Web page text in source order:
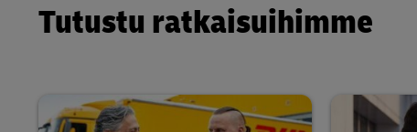
Tutustu ratkaisuihimme